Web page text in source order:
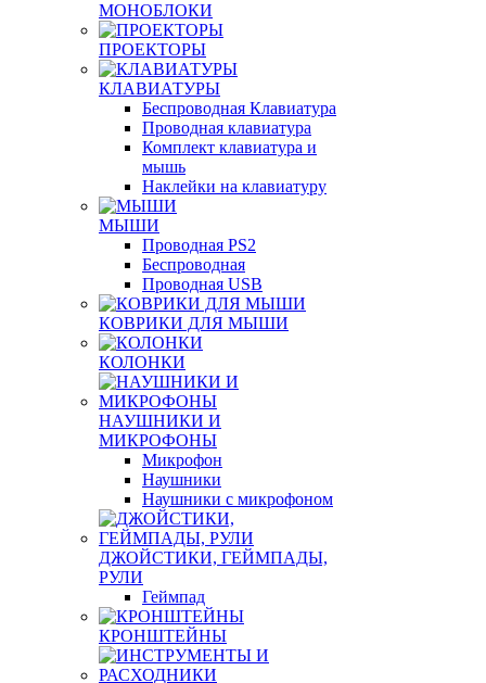
МОНОБЛОКИ
ПРОЕКТОРЫ
КЛАВИАТУРЫ
Беспроводная Клавиатура
Проводная клавиатура
Комплект клавиатура и
мышь
Наклейки на клавиатуру
МЫШИ
Проводная PS2
Беспроводная
Проводная USB
КОВРИКИ ДЛЯ МЫШИ
КОЛОНКИ
НАУШНИКИ И
МИКРОФОНЫ
Микрофон
Наушники
Наушники с микрофоном
ДЖОЙСТИКИ, ГЕЙМПАДЫ,
РУЛИ
Геймпад
КРОНШТЕЙНЫ